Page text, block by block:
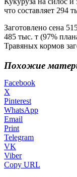
что составляет 294
Заготовлено сена
485 тыс. т (97%
Травяных кормов
Похожие
Facebook
X
Pinterest
WhatsApp
Email
Print
Telegram
VK
Viber
Copy URL